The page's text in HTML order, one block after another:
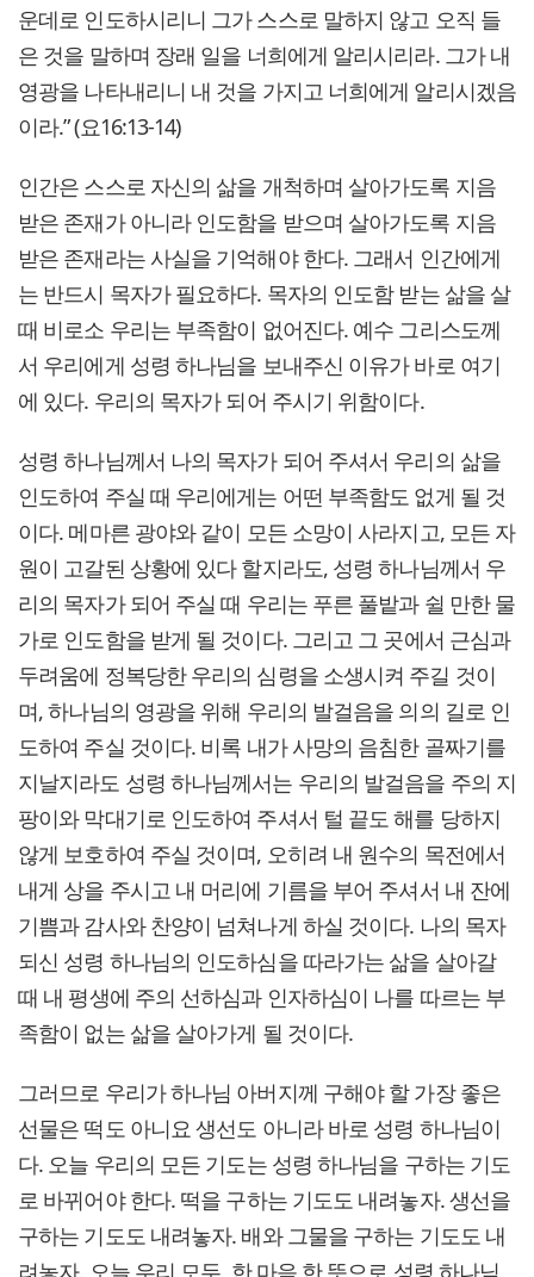
운데로 인도하시리니 그가 스스로 말하지 않고 오직 들
은 것을 말하며 장래 일을 너희에게 알리시리라. 그가 내
영광을 나타내리니 내 것을 가지고 너희에게 알리시겠음
이라.” (요16:13-14)
인간은 스스로 자신의 삶을 개척하며 살아가도록 지음
받은 존재가 아니라 인도함을 받으며 살아가도록 지음
받은 존재라는 사실을 기억해야 한다. 그래서 인간에게
는 반드시 목자가 필요하다. 목자의 인도함 받는 삶을 살
때 비로소 우리는 부족함이 없어진다. 예수 그리스도께
서 우리에게 성령 하나님을 보내주신 이유가 바로 여기
에 있다. 우리의 목자가 되어 주시기 위함이다.
성령 하나님께서 나의 목자가 되어 주셔서 우리의 삶을
인도하여 주실 때 우리에게는 어떤 부족함도 없게 될 것
이다. 메마른 광야와 같이 모든 소망이 사라지고, 모든 자
원이 고갈된 상황에 있다 할지라도, 성령 하나님께서 우
리의 목자가 되어 주실 때 우리는 푸른 풀밭과 쉴 만한 물
가로 인도함을 받게 될 것이다. 그리고 그 곳에서 근심과
두려움에 정복당한 우리의 심령을 소생시켜 주길 것이
며, 하나님의 영광을 위해 우리의 발걸음을 의의 길로 인
도하여 주실 것이다. 비록 내가 사망의 음침한 골짜기를
지날지라도 성령 하나님께서는 우리의 발걸음을 주의 지
팡이와 막대기로 인도하여 주셔서 털 끝도 해를 당하지
않게 보호하여 주실 것이며, 오히려 내 원수의 목전에서
내게 상을 주시고 내 머리에 기름을 부어 주셔서 내 잔에
기쁨과 감사와 찬양이 넘쳐나게 하실 것이다. 나의 목자
되신 성령 하나님의 인도하심을 따라가는 삶을 살아갈
때 내 평생에 주의 선하심과 인자하심이 나를 따르는 부
족함이 없는 삶을 살아가게 될 것이다.
그러므로 우리가 하나님 아버지께 구해야 할 가장 좋은
선물은 떡도 아니요 생선도 아니라 바로 성령 하나님이
다. 오늘 우리의 모든 기도는 성령 하나님을 구하는 기도
로 바뀌어야 한다. 떡을 구하는 기도도 내려놓자. 생선을
구하는 기도도 내려놓자. 배와 그물을 구하는 기도도 내
려놓자. 오늘 우리 모두, 한 마음 한 뜻으로 성령 하나님